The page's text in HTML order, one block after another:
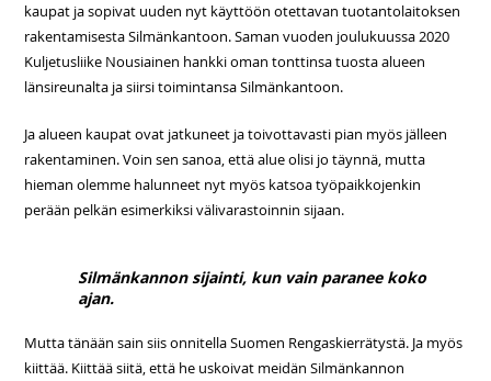
kaupat ja sopivat uuden nyt käyttöön otettavan tuotantolaitoksen
rakentamisesta Silmänkantoon. Saman vuoden joulukuussa 2020
Kuljetusliike Nousiainen hankki oman tonttinsa tuosta alueen
länsireunalta ja siirsi toimintansa Silmänkantoon.
Ja alueen kaupat ovat jatkuneet ja toivottavasti pian myös jälleen
rakentaminen. Voin sen sanoa, että alue olisi jo täynnä, mutta
hieman olemme halunneet nyt myös katsoa työpaikkojenkin
perään pelkän esimerkiksi välivarastoinnin sijaan.
Silmänkannon sijainti, kun vain paranee koko
ajan.
Mutta tänään sain siis onnitella Suomen Rengaskierrätystä. Ja myös
kiittää. Kiittää siitä, että he uskoivat meidän Silmänkannon